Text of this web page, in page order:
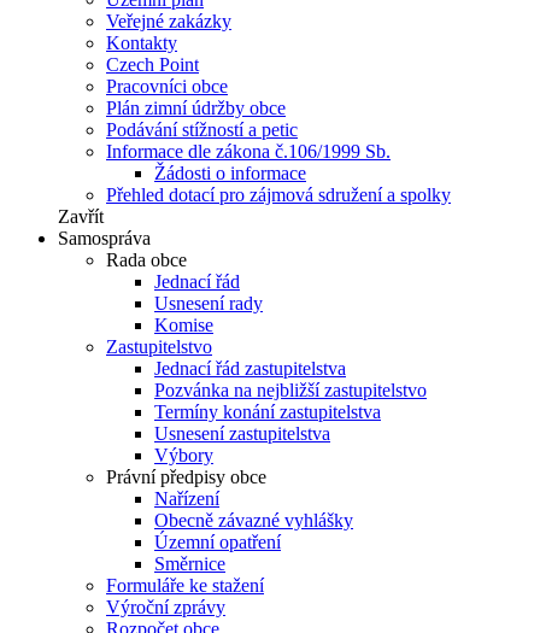
Veřejné zakázky
Kontakty
Czech Point
Pracovníci obce
Plán zimní údržby obce
Podávání stížností a petic
Informace dle zákona č.106/1999 Sb.
Žádosti o informace
Přehled dotací pro zájmová sdružení a spolky
Zavřít
Samospráva
Rada obce
Jednací řád
Usnesení rady
Komise
Zastupitelstvo
Jednací řád zastupitelstva
Pozvánka na nejbližší zastupitelstvo
Termíny konání zastupitelstva
Usnesení zastupitelstva
Výbory
Právní předpisy obce
Nařízení
Obecně závazné vyhlášky
Územní opatření
Směrnice
Formuláře ke stažení
Výroční zprávy
Rozpočet obce